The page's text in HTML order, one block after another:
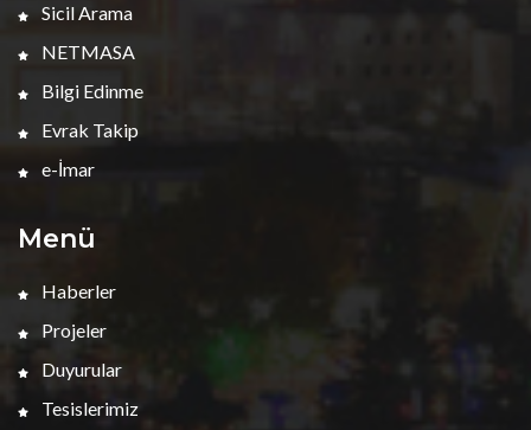
Sicil Arama
NETMASA
Bilgi Edinme
Evrak Takip
e-İmar
Menü
Haberler
Projeler
Duyurular
Tesislerimiz